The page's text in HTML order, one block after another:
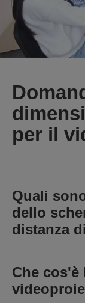
per il
Quali
dello
distanza
Che cos'è